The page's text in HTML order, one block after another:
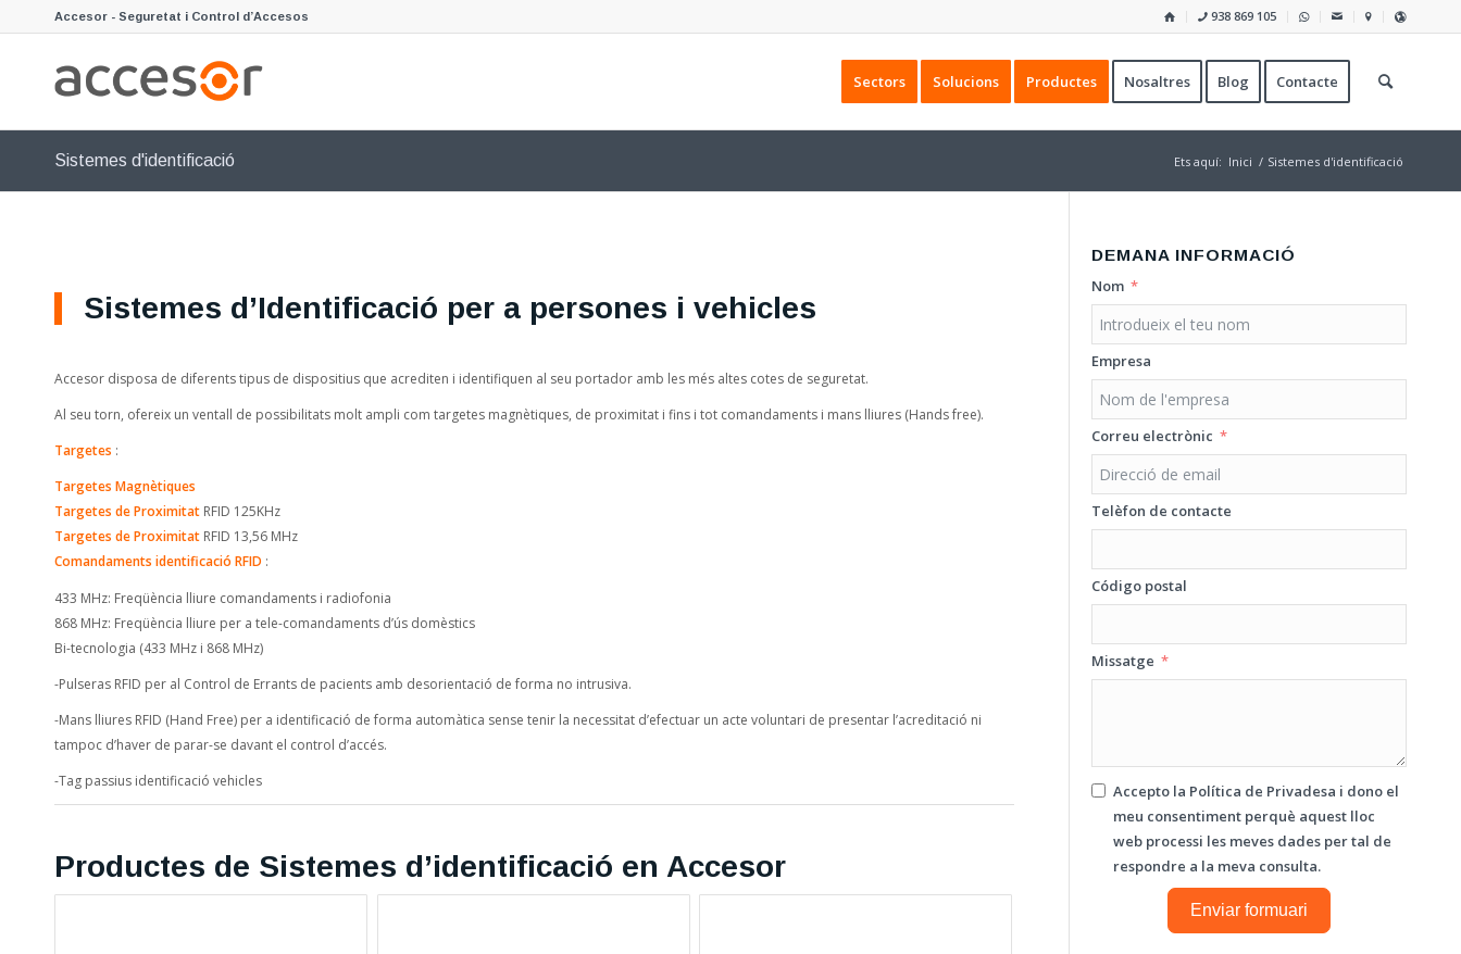
938 869 105
Accesor - Seguretat i Control d’Accesos
Sectors Solucions Productes Nosaltres Blog Contacte
Sistemes d'identificació Ets aquí: Inici / Sistemes d'identificació
Sistemes d’Identificació per a persones i vehicles
Accesor disposa de diferents tipus de dispositius que acrediten i identifiquen al seu portador amb les més altes cotes de seguretat.
Al seu torn, ofereix un ventall de possibilitats molt ampli com targetes magnètiques, de proximitat i fins i tot comandaments i mans lliures (Hands free).
Targetes :
Targetes Magnètiques
Targetes de Proximitat RFID 125KHz
Targetes de Proximitat RFID 13,56 MHz
Comandaments identificació RFID :
433 MHz: Freqüència lliure comandaments i radiofonia
868 MHz: Freqüència lliure per a tele-comandaments d’ús domèstics
Bi-tecnologia (433 MHz i 868 MHz)
-Pulseras RFID per al Control de Errants de pacients amb desorientació de forma no intrusiva.
-Mans lliures RFID (Hand Free) per a identificació de forma automàtica sense tenir la necessitat d’efectuar un acte voluntari de presentar l’acreditació ni
tampoc d’haver de parar-se davant el control d’accés.
-Tag passius identificació vehicles
Productes de Sistemes d’identificació en Accesor
DEMANA INFORMACIÓ
Nom
Empresa
Correu electrònic
Telèfon de contacte
Código postal
Missatge
Accepto la Política de Privadesa i dono el
meu consentiment perquè aquest lloc
web processi les meves dades per tal de
respondre a la meva consulta.
Enviar formuari